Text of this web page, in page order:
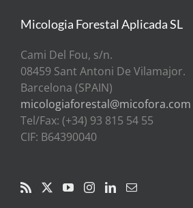
Micologia Forestal Aplicada SL
Cami Del Fou, s/n.
08459 Sant Antoni De Vilamajor.
Barcelona (SPAIN)
micologiaforestal@micofora.com
Tel/Fax: (+34) 93 815 54 55
CIF: B64390040